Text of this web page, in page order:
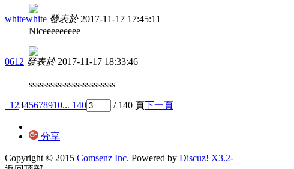
whitewhite 發表於 2017-11-17 17:45:11
Niceeeeeeeee
0612 發表於 2017-11-17 18:33:46
ssssssssssssssssssssssss
1 2345678910... 140 / 140 頁下一頁
分享
Copyright © 2015 Comsenz Inc. Powered by Discuz! X3.2-